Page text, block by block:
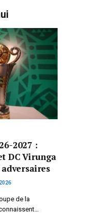
2027 :
DC Virunga
de la